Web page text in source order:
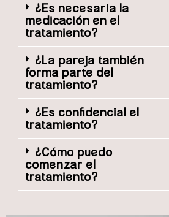
¿Es necesaria la
medicación en el
tratamiento?
¿La pareja también
forma parte del
tratamiento?
¿Es confidencial el
tratamiento?
¿Cómo puedo
comenzar el
tratamiento?